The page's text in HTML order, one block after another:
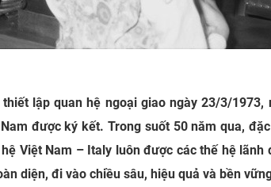
lập quan hệ ngoại giao ngày 23/3/
được ký kết. Trong suốt 50 năm qua,
Việt Nam – Italy luôn được các thế hệ
diện, đi vào chiều sâu, hiệu quả và bền